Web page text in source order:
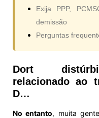
Exija PPP,
demissão
Perguntas
Dort
relacionado ao
D…
No entanto, muita